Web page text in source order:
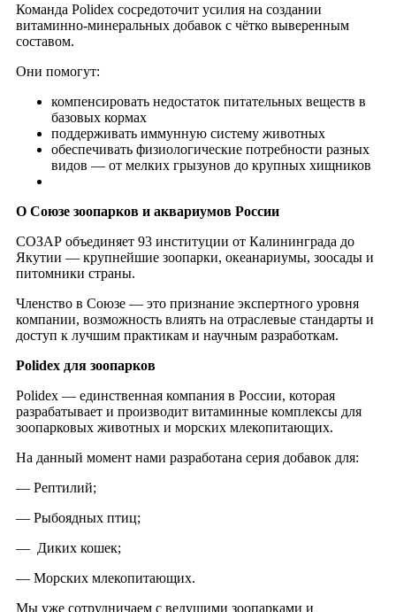
Команда Polidex сосредоточит усилия на создании
витаминно-минеральных добавок с чётко выверенным
составом.
Они помогут:
компенсировать недостаток питательных веществ в
базовых кормах
поддерживать иммунную систему животных
обеспечивать физиологические потребности разных
видов — от мелких грызунов до крупных хищников
О Союзе зоопарков и аквариумов России
СОЗАР объединяет 93 институции от Калининграда до
Якутии — крупнейшие зоопарки, океанариумы, зоосады и
питомники страны.
Членство в Союзе — это признание экспертного уровня
компании, возможность влиять на отраслевые стандарты и
доступ к лучшим практикам и научным разработкам.
Polidex для зоопарков
Polidex — единственная компания в России, которая
разрабатывает и производит витаминные комплексы для
зоопарковых животных и морских млекопитающих.
На данный момент нами разработана серия добавок для:
— Рептилий;
— Рыбоядных птиц;
— Диких кошек;
— Морских млекопитающих.
Мы уже сотрудничаем с ведущими зоопарками и